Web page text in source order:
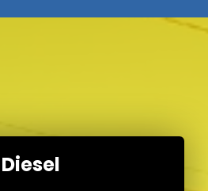
Diesel